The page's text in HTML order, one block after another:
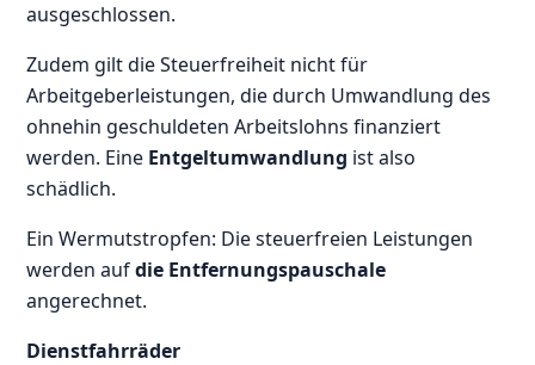
ausgeschlossen.
Zudem gilt die Steuerfreiheit nicht für
Arbeitgeberleistungen, die durch Umwandlung des
ohnehin geschuldeten Arbeitslohns finanziert
werden. Eine Entgeltumwandlung ist also
schädlich.
Ein Wermutstropfen: Die steuerfreien Leistungen
werden aufdie Entfernungspauschale
angerechnet.
Dienstfahrräder